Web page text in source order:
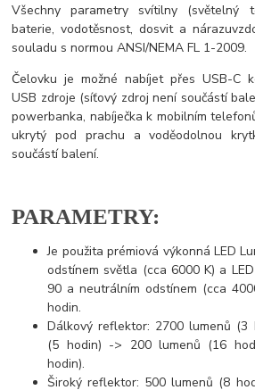
Všechny parametry svítilny (světelný
baterie, vodotěsnost, dosvit a
souladu s normou ANSI/NEMA FL 1-2009.
Čelovku je možné nabíjet přes USB-C
USB zdroje (síťový zdroj není součástí
powerbanka, nabíječka k mobilním
ukrytý pod prachu a voděodolnou
součástí balení.
PARAMETRY:
Je použita prémiová výkonná LED
odstínem světla (cca 6000 K) a
90 a neutrálním odstínem (cca
hodin.
Dálkový reflektor: 2700 lumenů (3
(5 hodin) -> 200 lumenů (16
hodin).
Široký reflektor: 500 lumenů (8